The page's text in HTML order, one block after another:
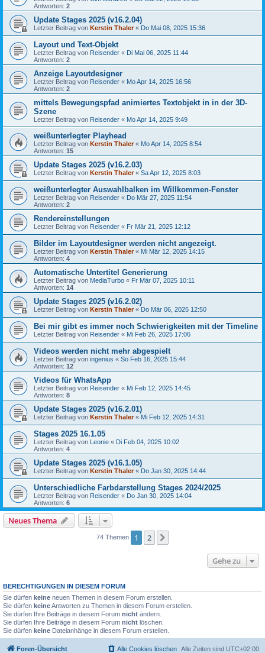
Antworten: 2
Update Stages 2025 (v16.2.04)
Letzter Beitrag von Kerstin Thaler« Do Mai 08, 2025 15:36
Layout und Text-Objekt
Letzter Beitrag von Reisender « Di Mai 06, 2025 11:44
Antworten: 2
Anzeige Layoutdesigner
Letzter Beitrag von Reisender « Mo Apr 14, 2025 16:56
Antworten: 2
mittels Bewegungspfad animiertes Textobjekt in in der 3D-
Szene
Letzter Beitrag von Reisender « Mo Apr 14, 2025 9:49
weißunterlegter Playhead
Letzter Beitrag von Kerstin Thaler« Mo Apr 14, 2025 8:54
Antworten: 15
Update Stages 2025 (v16.2.03)
Letzter Beitrag von Kerstin Thaler« Sa Apr 12, 2025 8:03
weißunterlegter Auswahlbalken im Willkommen-Fenster
Letzter Beitrag von Reisender « Do Mär 27, 2025 11:54
Antworten: 2
Rendereinstellungen
Letzter Beitrag von Reisender « Fr Mär 21, 2025 12:12
Bilder im Layoutdesigner werden nicht angezeigt.
Letzter Beitrag von Kerstin Thaler« Mi Mär 12, 2025 14:15
Antworten: 4
Automatische Untertitel Generierung
Letzter Beitrag von MediaTurbo « Fr Mär 07, 2025 10:11
Antworten: 14
Update Stages 2025 (v16.2.02)
Letzter Beitrag von Kerstin Thaler« Do Mär 06, 2025 12:50
Bei mir gibt es immer noch Schwierigkeiten mit der Timeline
Letzter Beitrag von Reisender « Mi Feb 26, 2025 17:06
Videos werden nicht mehr abgespielt
Letzter Beitrag von ingenius « So Feb 16, 2025 15:44
Antworten: 12
Videos für WhatsApp
Letzter Beitrag von Reisender « Mi Feb 12, 2025 14:45
Antworten: 8
Update Stages 2025 (v16.2.01)
Letzter Beitrag von Kerstin Thaler« Mi Feb 12, 2025 14:31
Stages 2025 16.1.05
Letzter Beitrag von Leonie « Di Feb 04, 2025 10:02
Antworten: 4
Update Stages 2025 (v16.1.05)
Letzter Beitrag von Kerstin Thaler« Do Jan 30, 2025 14:44
Unterschiedliche Farbdarstellung Stages 2024/2025
Letzter Beitrag von Reisender « Do Jan 30, 2025 14:04
Antworten: 6
Neues Thema
74 Themen 1 2
Gehe zu
BERECHTIGUNGEN IN DIESEM FORUM
Sie dürfen keine neuen Themen in diesem Forum erstellen.
Sie dürfen keineAntworten zu Themen in diesem Forum erstellen.
Sie dürfen Ihre Beiträge in diesem Forum nicht ändern.
Sie dürfen Ihre Beiträge in diesem Forum nicht löschen.
Sie dürfen keine Dateianhänge in diesem Forum erstellen.
Foren-Übersicht Alle Zeiten sind UTC+02:00
Alle Cookies löschen